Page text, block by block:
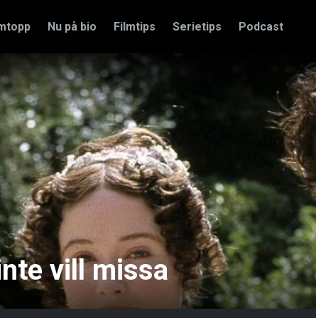
Nu på bio Filmtips Serietips Podcast
vill missa